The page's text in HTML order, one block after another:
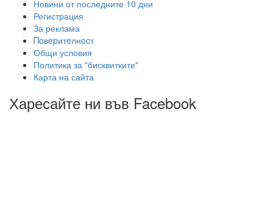
Новини от последните 10 дни
Регистрация
За реклама
Πoвepитeлнocт
Общи условия
Политика за "бисквитките"
Карта на сайта
Харесайте ни във Facebook